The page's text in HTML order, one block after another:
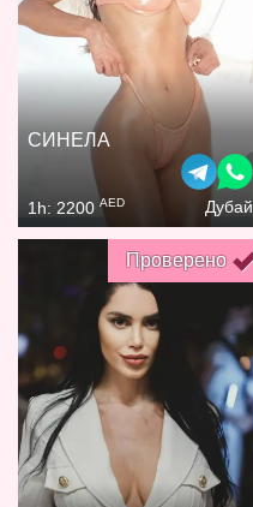
СИНЕЛА
1h: 2200 AED Дубай
Проверено